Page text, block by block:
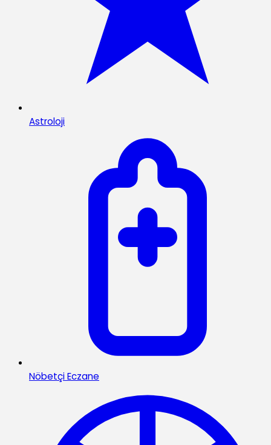
Astroloji
Nöbetçi Eczane